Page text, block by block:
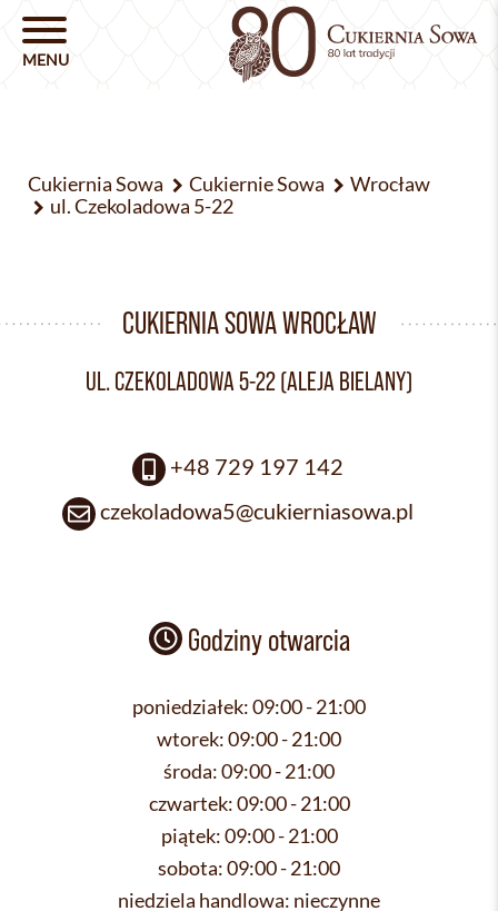
Cukiernia Sowa Cukiernie Sowa
Wrocław
ul. Czekoladowa 5-22
CUKIERNIA SOWA WROCŁAW
UL. CZEKOLADOWA 5-22 (ALEJA BIELANY)
+48 729 197 142
czekoladowa5@cukierniasowa.pl
Godziny otwarcia
poniedziałek:09:00 - 21:00
wtorek:09:00 - 21:00
środa:09:00 - 21:00
czwartek:09:00 - 21:00
piątek:09:00 - 21:00
sobota:09:00 - 21:00
niedziela handlowa: nieczynne